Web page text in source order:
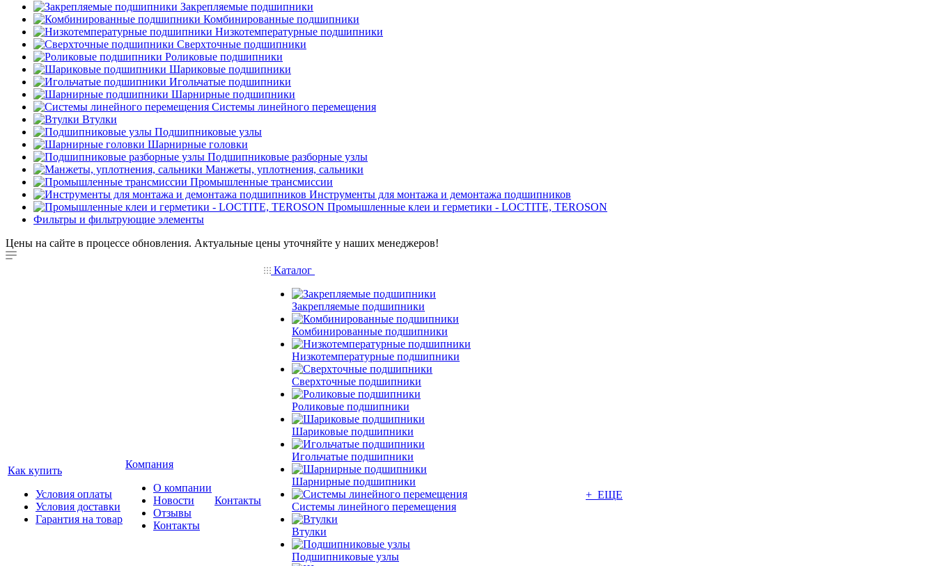
Закрепляемые подшипники
Комбинированные подшипники
Низкотемпературные подшипники
Сверхточные подшипники
Роликовые подшипники
Шариковые подшипники
Игольчатые подшипники
Шарнирные подшипники
Системы линейного перемещения
Втулки
Подшипниковые узлы
Шарнирные головки
Подшипниковые разборные узлы
Манжеты, уплотнения, сальники
Промышленные трансмиссии
Инструменты для монтажа и демонтажа подшипников
Промышленные клеи и герметики - LOCTITE, TEROSON
Фильтры и фильтрующие элементы
Цены на сайте в процессе обновления. Актуальные цены уточняйте у наших менеджеров!
Как купить
Условия оплаты
Условия доставки
Гарантия на товар
Компания
О компании
Новости
Отзывы
Контакты
Контакты
Каталог
Закрепляемые подшипники
Комбинированные подшипники
Низкотемпературные подшипники
Сверхточные подшипники
Роликовые подшипники
Шариковые подшипники
Игольчатые подшипники
Шарнирные подшипники
Системы линейного перемещения
Втулки
Подшипниковые узлы
+ ЕЩЕ